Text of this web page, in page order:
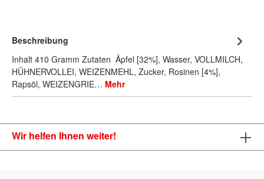
Beschreibung
Inhalt 410 Gramm Zutaten Äpfel [32%], Wasser, VOLLMILCH,
HÜHNERVOLLEI, WEIZENMEHL, Zucker, Rosinen [4%],
Rapsöl, WEIZENGRIE… Mehr
Wir helfen Ihnen weiter!